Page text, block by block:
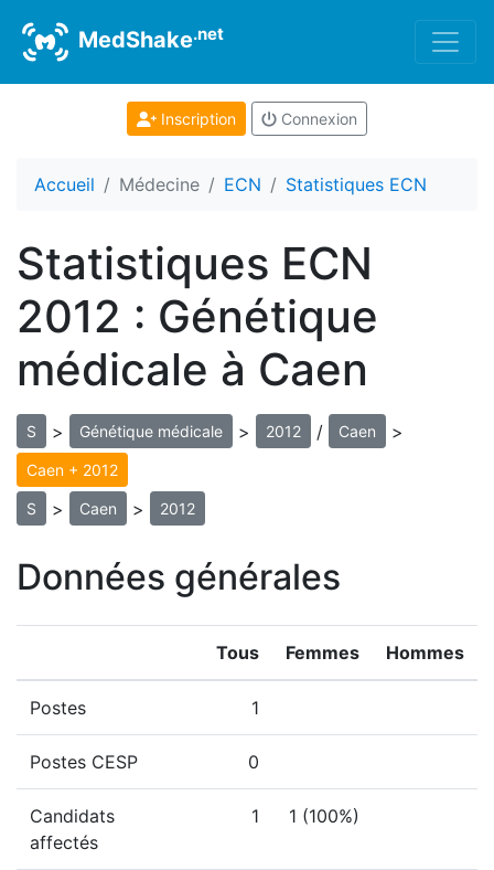
MedShake.net
Inscription Connexion
Accueil Médecine ECN Statistiques ECN
Statistiques ECN
2012 : Génétique
médicale à Caen
S > Génétique médicale > 2012 / Caen >
Caen + 2012
S > Caen > 2012
Données générales
Tous Femmes Hommes
Postes 1
Postes CESP 0
Candidats
affectés
1 1 (100%)